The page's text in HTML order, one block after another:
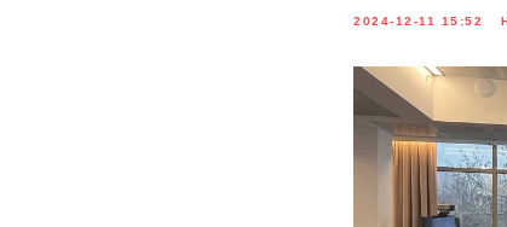
2024-12-11 15:52